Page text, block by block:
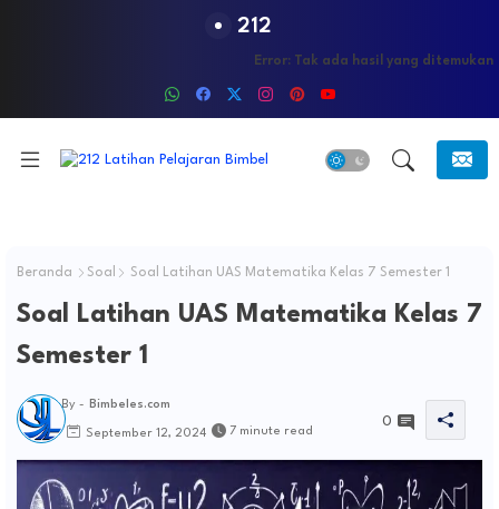
212
Error: Tak ada hasil yang ditemukan
Beranda Soal Soal Latihan UAS Matematika Kelas 7 Semester 1
Soal Latihan UAS Matematika Kelas 7
Semester 1
By - Bimbeles.com
September 12, 2024 7 minute read
0